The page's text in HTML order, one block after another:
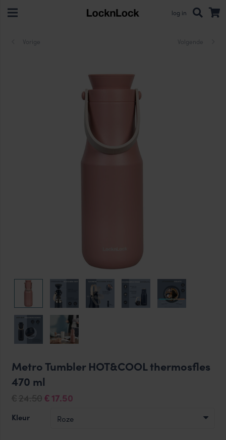
log in
Vorige Volgende
Metro Tumbler HOT&COOL thermosfles
470 ml
€24.50Oorspronkelijke
was:
€ 17.50Huidige
is:
Kleur